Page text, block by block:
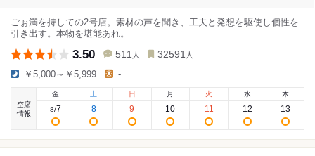
ごぉ満を持しての2号店。素材の声を聞き、工夫と発想を駆使し個性を
引き出す。本物を堪能あれ。
3.50 511 人 32591 人
￥5,000～￥5,999 -
空席
情報
金
8/7
土
8
日
9
月
10
火
11
水
12
木
13